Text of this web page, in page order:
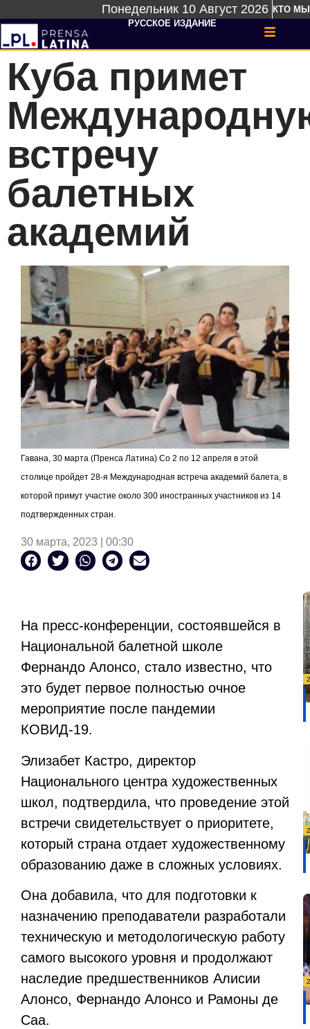
Понедельник 10 Август 2026 КТО МЫ
РУССКОЕ ИЗДАНИЕ
Куба примет
встречу
балетных
академий
Гавана, 30 марта (Пренса Латина) Со 2 по 12 апреля в этой
столице пройдет 28-я Международная встреча академий балета, в
которой примут участие около 300 иностранных участников из 14
подтвержденных стран.
30 марта, 2023 | 00:30
На пресс-конференции, состоявшейся в
Национальной балетной школе
Фернандо Алонсо, стало известно, что
это будет первое полностью очное
мероприятие после пандемии
КОВИД-19.
Элизабет Кастро, директор
Национального центра художественных
школ, подтвердила, что проведение этой
встречи свидетельствует о приоритете,
который страна отдает художественному
образованию даже в сложных условиях.
Она добавила, что для подготовки к
назначению преподаватели разработали
техническую и методологическую работу
самого высокого уровня и продолжают
наследие предшественников Алисии
Алонсо, Фернандо Алонсо и Рамоны де
Саа.